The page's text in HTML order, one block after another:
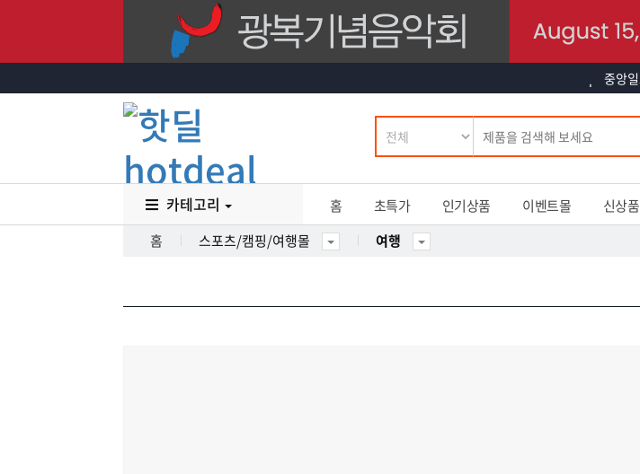
중앙
카테고리 홈 초특가 인기상품 이벤트몰 신상품
홈
스포츠/캠핑/여행몰 여행